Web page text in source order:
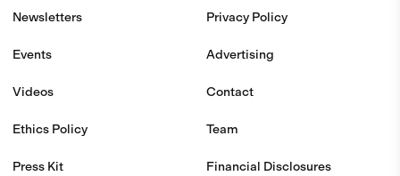
Newsletters
Events
Videos
Ethics Policy
Press Kit
Privacy Policy
Advertising
Contact
Team
Financial Disclosures